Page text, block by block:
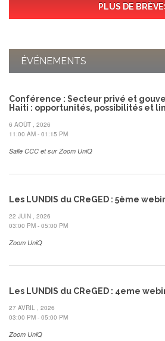
PLUS DE
ÉVÉNEMENTS
Conférence : Secteur privé et
Haiti : opportunités, possibilités et
6 AOÛT , 2026
11:00 AM - 01:15 PM
Salle CCC et sur Zoom UniQ
Les LUNDIS du CReGED : 5ème
22 JUIN , 2026
03:00 PM - 05:00 PM
Zoom UniQ
Les LUNDIS du CReGED : 4eme
27 AVRIL , 2026
03:00 PM - 05:00 PM
Zoom UniQ